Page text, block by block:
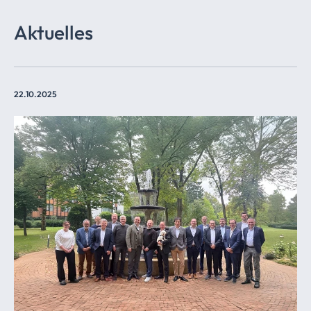
Aktuelles
22.10.2025